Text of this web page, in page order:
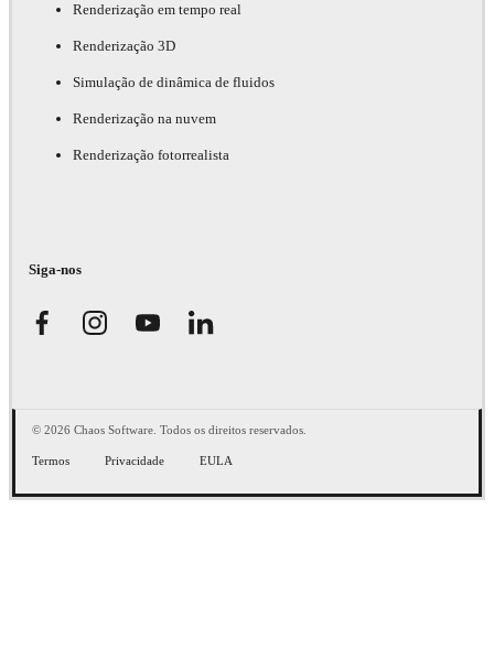
Renderização em tempo real
Renderização 3D
Simulação de dinâmica de fluidos
Renderização na nuvem
Renderização fotorrealista
Siga-nos
© 2026 Chaos Software. Todos os direitos reservados.
Termos Privacidade EULA